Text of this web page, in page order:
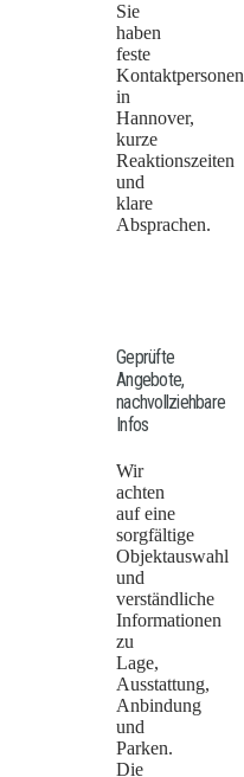
Sie
haben
feste
Kontaktpersonen
in
Hannover,
kurze
Reaktionszeiten
und
klare
Absprachen.
Geprüfte
Angebote,
nachvollziehbare
Infos
Wir
achten
auf eine
sorgfältige
Objektauswahl
und
verständliche
Informationen
zu
Lage,
Ausstattung,
Anbindung
und
Parken.
Die